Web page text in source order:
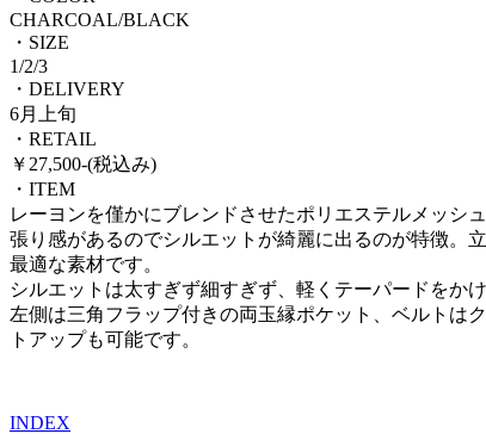
CHARCOAL/BLACK
・SIZE
1/2/3
・DELIVERY
6月上旬
・RETAIL
￥27,500-(税込み)
・ITEM
レーヨンを僅かにブレンドさせたポリエステルメッシ
張り感があるのでシルエットが綺麗に出るのが特徴。
最適な素材です。
シルエットは太すぎず細すぎず、軽くテーパードをか
左側は三角フラップ付きの両玉縁ポケット、ベルトは
トアップも可能です。
INDEX